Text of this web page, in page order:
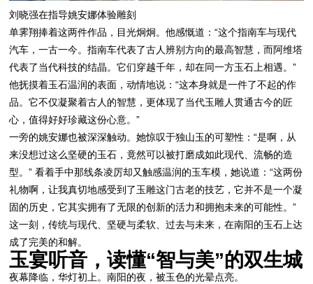
刘晓强在指导姚安娜体验雕刻
单霁翔捧着这两件作品，目光炯炯。他感慨道：“这个指南车与现代
汽车，一古一今。指南车代表了古人辨别方向的最高智慧，而阿维塔
代表了当代科技的结晶。它们穿越千年，却在同一方玉石上相遇。”
他抚摸着玉石温润的表面，动情地说：“这本身就是一件了不起的作
品。它不仅凝聚着古人的智慧，更体现了当代玉雕人贯通古今的匠
心，值得好好珍藏这份心意。”
一旁的姚安娜也被深深触动。她惊叹于独山玉的可塑性：“是啊，从
来没想过这么坚硬的玉石，竟然可以被打磨成如此现代、流畅的造
型。” 看着手中那线条凌厉却又触感温润的玉车模，她说道：“这两份
礼物啊，让我真切地感受到了玉雕这门古老的技艺，它并不是一个凝
固的历史，它其实拥有了无限的创新的活力和拥抱未来的可能性。”
这一刻，传统与现代、坚硬与柔软、过去与未来，在南阳的玉石上达
成了完美的和解。
玉宴听音，读懂“智与美”的双生城
夜幕降临，华灯初上。南阳的夜，被玉色的光晕点亮。